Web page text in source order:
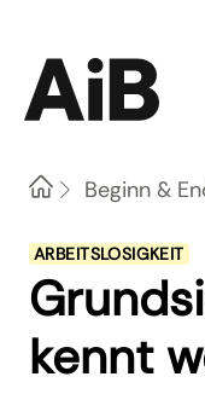
HomeBeginn &
ARBEITSLOSIGKEIT
kennt